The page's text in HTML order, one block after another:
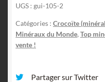
UGS : gui-105-2
Catégories : Crocoïte
Minéraux du Monde, Top
vente !
Partager sur Twitter